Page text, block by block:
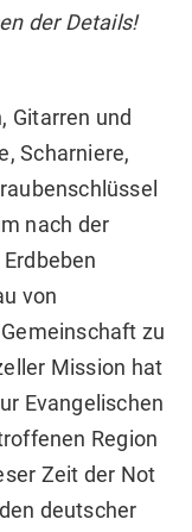
der Details!
Gitarren und
Scharniere,
nach der
von
zu
Mission hat
Evangelischen
Region
Zeit der Not
deutscher